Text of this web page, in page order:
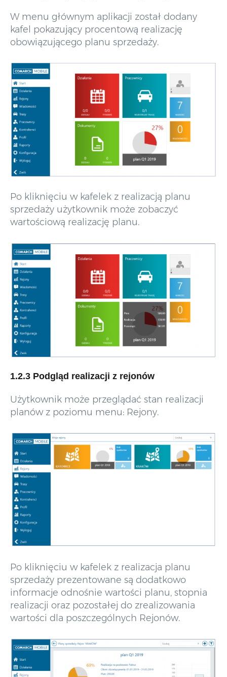
W menu głównym aplikacji został dodany
kafel pokazujący procentową realizację
obowiązującego planu sprzedaży.
Po kliknięciu w kafelek z realizacją planu
sprzedaży użytkownik może zobaczyć
wartościową realizację planu.
1.2.3 Podgląd realizacji z rejonów
Użytkownik może przeglądać stan realizacji
planów z poziomu menu: Rejony.
Po kliknięciu w kafelek z realizacja planu
sprzedaży prezentowane są dodatkowo
informacje odnośnie wartości planu, stopnia
realizacji oraz pozostałej do zrealizowania
wartości dla poszczególnych Rejonów.